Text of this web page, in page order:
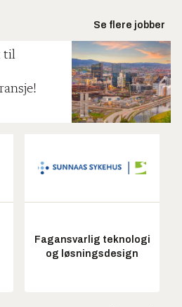
Se flere jobber
til
Fagansvarlig teknologi
og løsningsdesign